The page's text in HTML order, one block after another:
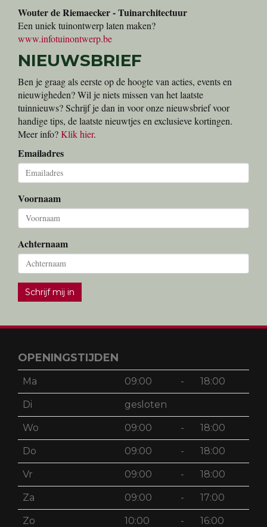
Wouter de Riemaecker - Tuinarchitectuur
Een uniek tuinontwerp laten maken?
www.infotuinontwerp.be
NIEUWSBRIEF
Ben je graag als eerste op de hoogte van acties, events en
nieuwigheden? Wil je niets missen van het laatste
tuinnieuws? Schrijf je dan in voor onze nieuwsbrief voor
handige tips, de laatste nieuwtjes en exclusieve kortingen.
Meer info?Klik hier.
Emailadres
Voornaam
Achternaam
Schrijf mij in
OPENINGSTIJDEN
Ma 09:00 - 18:00
Di gesloten
Wo 09:00 - 18:00
Do 09:00 - 18:00
Vr 09:00 - 18:00
Za 09:00 - 17:00
Zo 10:00 - 16:00